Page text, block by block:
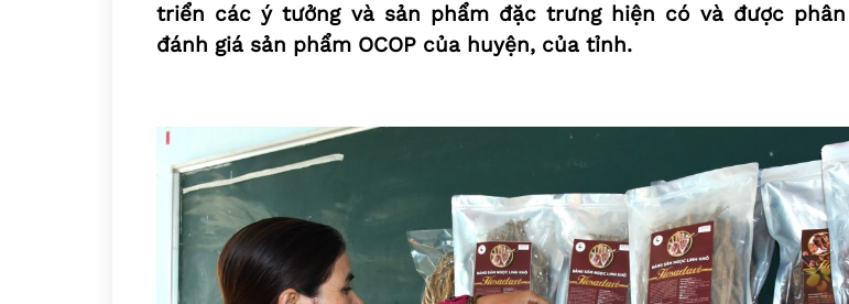
triển các ý tưởng và sản phẩm đặc trưng hiện có và được phân
đánh giá sản phẩm OCOP của huyện, của tỉnh.